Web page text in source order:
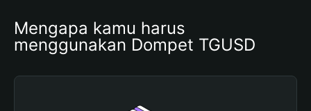
Mengapa kamu harus
menggunakan Dompet TGUSD